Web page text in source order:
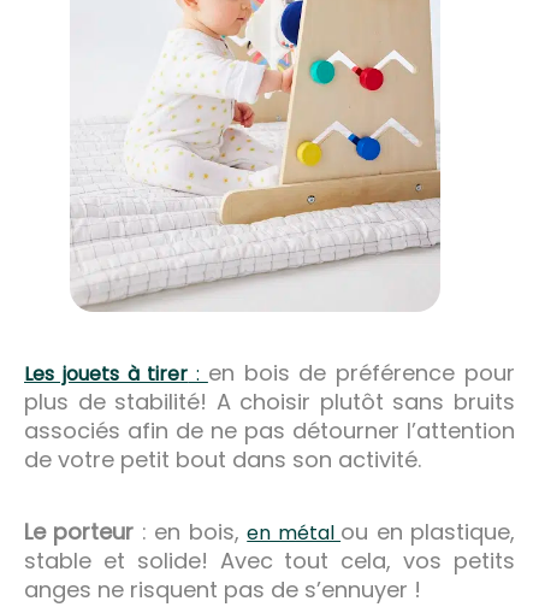
Les jouets à tirer : en bois de préférence pour
plus de stabilité! A choisir plutôt sans bruits
associés afin de ne pas détourner l’attention
de votre petit bout dans son activité.
Le porteur : en bois,en métal ou en plastique,
stable et solide! Avec tout cela, vos petits
anges ne risquent pas de s’ennuyer !